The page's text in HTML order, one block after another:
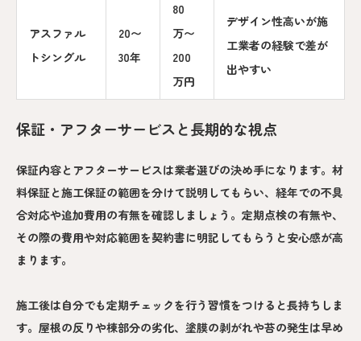
アスファル
トシングル
20〜
30年
80
万〜
200
万円
デザイン性高いが施
工業者の経験で差が
出やすい
保証・アフターサービスと長期的な視点
保証内容とアフターサービスは業者選びの決め手になります。材
料保証と施工保証の範囲を分けて説明してもらい、経年での不具
合対応や追加費用の有無を確認しましょう。定期点検の有無や、
その際の費用や対応範囲を契約書に明記してもらうと安心感が高
まります。
施工後は自分でも定期チェックを行う習慣をつけると長持ちしま
す。屋根の反りや棟部分の劣化、塗膜の剥がれや苔の発生は早め